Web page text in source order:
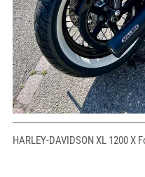
HARLEY-DAVIDSON XL 1200 X